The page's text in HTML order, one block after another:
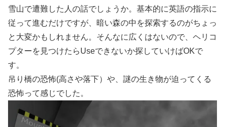
雪山で遭難した人の話でしょうか。基本的に英語の指示に
従って進むだけですが、暗い森の中を探索するのがちょっ
と大変かもしれません。そんなに広くはないので、ヘリコ
プターを見つけたらUseできないか探していけばOKで
す。
吊り橋の恐怖(高さや落下）や、謎の生き物が迫ってくる
恐怖って感じでした。